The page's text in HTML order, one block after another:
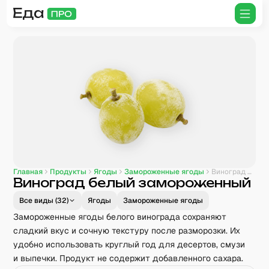
Главная Продукты Ягоды Замороженные ягоды Виноград белый замороженный
Виноград белый замороженный
Все виды (32) Ягоды Замороженные ягоды
Замороженные ягоды белого винограда сохраняют
сладкий вкус и сочную текстуру после разморозки. Их
удобно использовать круглый год для десертов, смузи
и выпечки. Продукт не содержит добавленного сахара.